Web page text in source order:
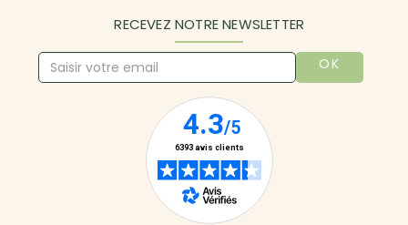
RECEVEZ NOTRE NEWSLETTER
OK